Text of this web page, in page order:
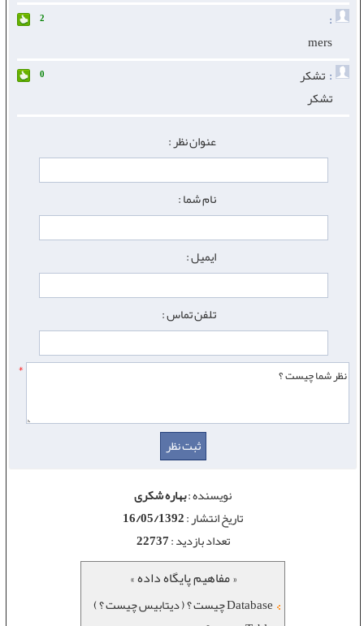
:
2
mers
: تشکر 0
تشکر
عنوان نظر :
نام شما :
ایمیل :
تلفن تماس :
*
نویسنده :بهاره شکری
تاریخ انتشار :16/05/1392
تعداد بازدید :22737
« مفاهیم پایگاه داده »
Database چیست ؟ ( دیتابیس چیست ؟ )